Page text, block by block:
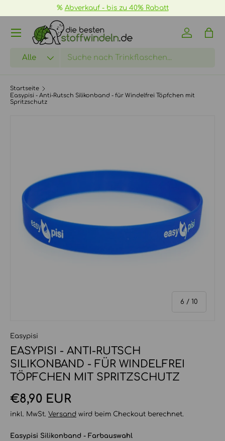
DIREKT ZUM INHALT
% Abverkauf - bis zu 40% Rabatt
Suchen
Alle
Einloggen
Startseite
Easypisi - Anti-Rutsch Silikonband - für Windelfrei Töpfchen mit
Spritzschutz
6 / von
10
Easypisi
EASYPISI - ANTI-RUTSCH
SILIKONBAND - FÜR WINDELFREI
TÖPFCHEN MIT SPRITZSCHUTZ
Normaler Preis
€8,90 EUR
inkl. MwSt. Versand wird beim Checkout berechnet.
Easypisi Silikonband - Farbauswahl